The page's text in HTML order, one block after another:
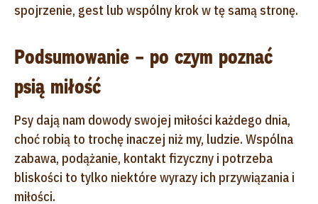
spojrzenie, gest lub wspólny krok w tę samą stronę.
Podsumowanie – po czym poznać
psią miłość
Psy dają nam dowody swojej miłości każdego dnia,
choć robią to trochę inaczej niż my, ludzie. Wspólna
zabawa, podążanie, kontakt fizyczny i potrzeba
bliskości to tylko niektóre wyrazy ich przywiązania i
miłości.